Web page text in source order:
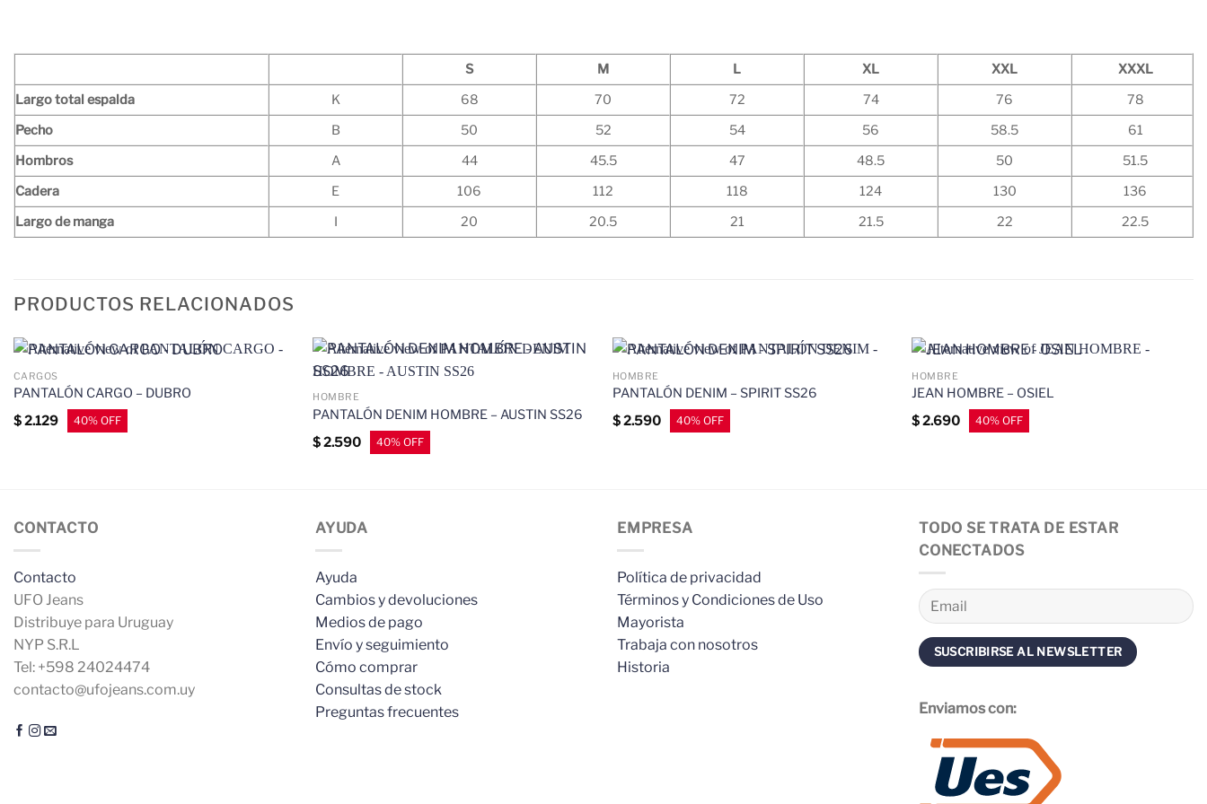
S M L XL XXL
XXXL
Largo total espalda
K 68 70 72 74 76
78
Pecho
B 50 52 54 56 58.5
61
Hombros
A 44 45.5 47 48.5 50
51.5
Cadera
E 106 112 118 124 130
136
Largo de manga
I 20 20.5 21 21.5 22 22.5
PRODUCTOS RELACIONADOS
CARGOS
PANTALÓN CARGO – DUBRO
$2.129
HOMBRE
PANTALÓN DENIM HOMBRE – AUSTIN SS26
$2.590
HOMBRE
PANTALÓN DENIM – SPIRIT SS26
$2.590
HOMBRE
JEAN HOMBRE – OSIEL
$2.690
CONTACTO
Contacto
UFO Jeans
Distribuye para Uruguay
NYP S.R.L
Tel: +598 24024474
contacto@ufojeans.com.uy
AYUDA
Ayuda
Cambios y devoluciones
Medios de pago
Envío y seguimiento
Cómo comprar
Consultas de stock
Preguntas frecuentes
EMPRESA
Política de privacidad
Términos y Condiciones de Uso
Mayorista
Trabaja con nosotros
Historia
TODO SE TRATA DE ESTAR
CONECTADOS
Enviamos con: